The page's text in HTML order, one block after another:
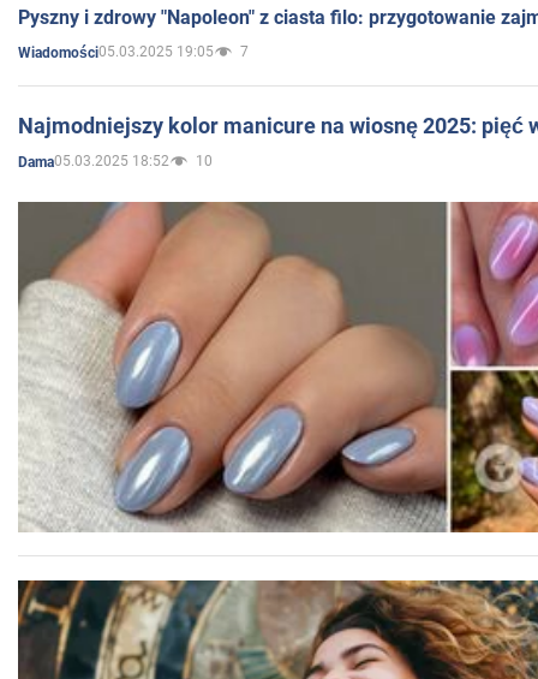
Pyszny i zdrowy "Napoleon" z ciasta filo: przygotowanie
Wiadomości05.03.2025 19:05 7
Najmodniejszy kolor manicure na wiosnę 2025: pięć
Dama05.03.2025 18:52 10